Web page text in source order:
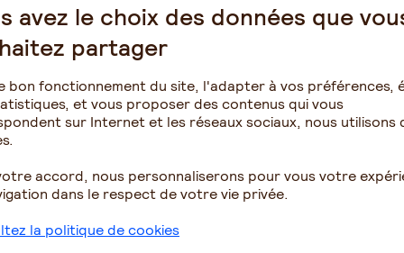
financières
Karine
EHPAD - Déclaration IR
4227
Procédures de protection
ROLE DE L'EHPAD - MISE
TUTELLE
4
avez le choix des données que
partager
bon fonctionnement du site, l'adapter à vos préférences,
et vous proposer des contenus qui vous
sur Internet et les réseaux sociaux, nous utilisons
accord, nous personnaliserons pour vous votre
dans le respect de votre vie privée.
la politique de cookies